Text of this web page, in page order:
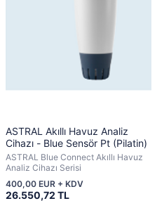
ASTRAL Akıllı Havuz Analiz
Cihazı - Blue Sensör Pt (Pilatin)
ASTRAL Blue Connect Akıllı Havuz
Analiz Cihazı Serisi
26.550,72 TL
400,00 EUR + KDV